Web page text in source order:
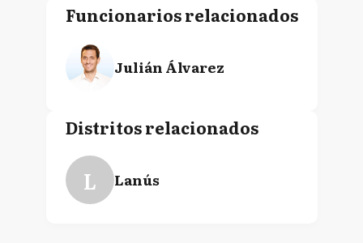
Funcionarios relacionados
Julián Álvarez
Distritos relacionados
L Lanús